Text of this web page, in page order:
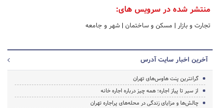
منتشر شده در سرویس های:
تجارت و بازار | مسکن و ساختمان | شهر و جامعه
آخرین اخبار سایت آدرس
گرانترین پنت هاوس‌های تهران
از سیر تا پیاز اجاره؛ همه چیز درباره اجاره خانه
چالش‌ها و مزایای زندگی در محله‌های پراجاره تهران